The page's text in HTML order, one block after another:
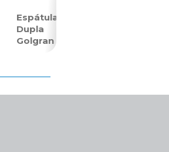
Espátula 31
Dupla
Golgran